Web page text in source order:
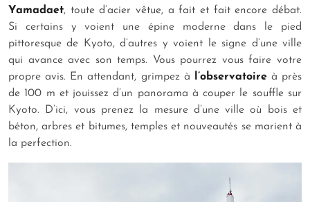
Yamadaet, toute d’acier vêtue, a fait et fait encore débat.
Si certains y voient une épine moderne dans le pied
pittoresque de Kyoto, d’autres y voient le signe d’une ville
qui avance avec son temps. Vous pourrez vous faire votre
propre avis. En attendant, grimpez à
l’observatoire à près
de 100 m et jouissez d’un panorama à couper le souffle sur
Kyoto. D’ici, vous prenez la mesure d’une ville où bois et
béton, arbres et bitumes, temples et nouveautés se marient à
la perfection.